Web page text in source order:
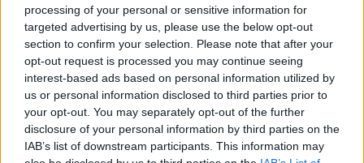
processing of your personal or sensitive information for
targeted advertising by us, please use the below opt-out
section to confirm your selection. Please note that after your
opt-out request is processed you may continue seeing
interest-based ads based on personal information utilized by
us or personal information disclosed to third parties prior to
your opt-out. You may separately opt-out of the further
disclosure of your personal information by third parties on the
IAB’s list of downstream participants. This information may
Διαμαρτυρία στην είσοδο της πρυτανείας τουΕΚΠΑ
πραγματοποίησαν το μεσημέρι της Τέταρτης φοιτητές